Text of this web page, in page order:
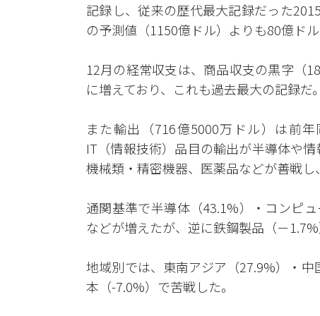
記録し、従来の歴代最大記録だった
の予測値（1150億ドル）よりも80億ドル
12月の経常収支は、商品収支の黒字（
に増えており、これも過去最大の記録だ。
また輸出（716億5000万ドル）は前
IT（情報技術）品目の輸出が半導体や
機械類‧精密機器、医薬品などが善戦し
通関基準で半導体（43.1%）・コンピ
などが増えたが、逆に鉄鋼製品（－
地域別では、東南アジア（27.9%）・
本（-7.0%）で苦戦した。